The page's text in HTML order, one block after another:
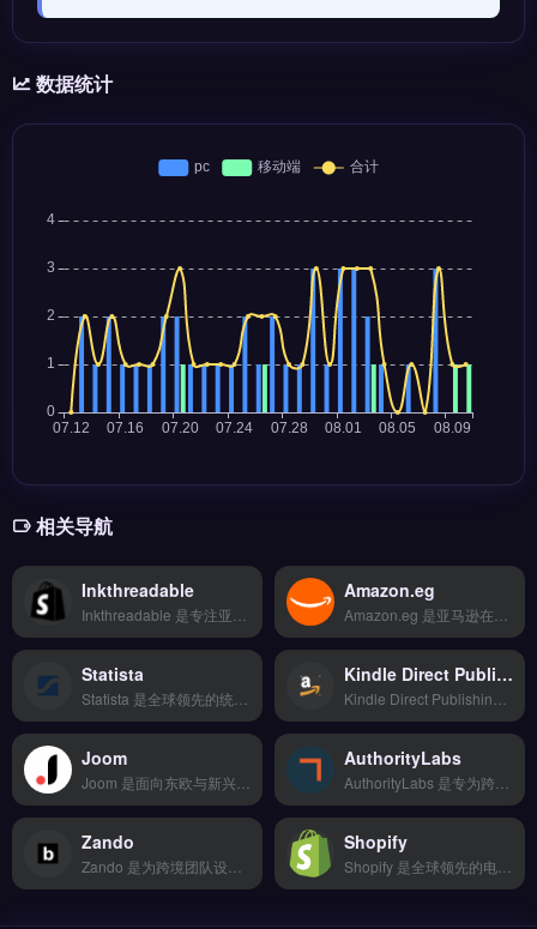
数据统计
相关导航
Inkthreadable Amazon.eg
Statista Kindle Direct Publishing
Joom AuthorityLabs
Zando Shopify